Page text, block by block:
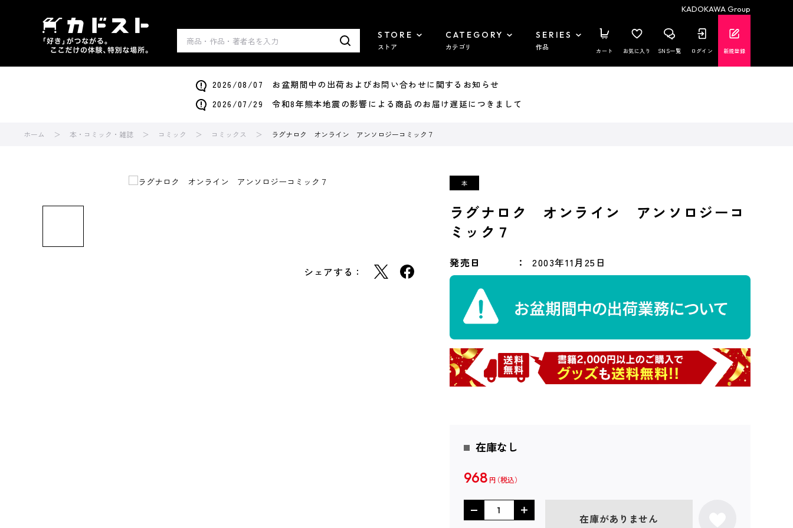
KADOKAWA Group
STORE
ストア
CATEGORY
カテゴリ
SERIES
作品 カート お気に入り SNS一覧 ログイン 新規登録
2026/08/07 お盆期間中の出荷およびお問い合わせに関するお知らせ
2026/07/29 令和8年熊本地震の影響による商品のお届け遅延につきまして
ホーム 本・コミック・雑誌 コミック コミックス ラグナロク オンライン アンソロジーコミック７
シェアする：
ラグナロク オンライン アンソロジーコ
ミック７
発売日 2003年11月25日
在庫なし
968 円
在庫がありません